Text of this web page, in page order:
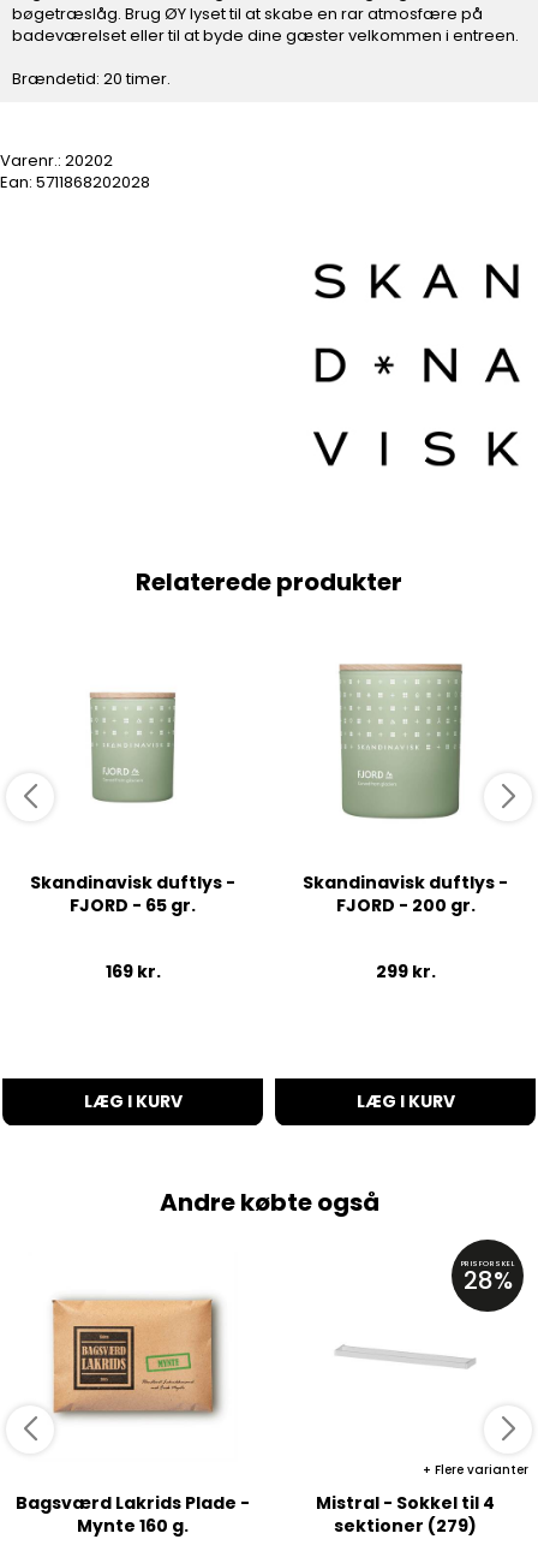
Varenr.: 20202
Ean: 5711868202028
bøgetræslåg. Brug ØY lyset til at skabe en rar atmosfære på
badeværelset eller til at byde dine gæster velkommen i entreen.
Brændetid: 20 timer.
Relaterede produkter
Skandinavisk duftlys -
FJORD - 65 gr.
169 kr.
LÆG I KURV
Skandinavisk duftlys -
FJORD - 200 gr.
299 kr.
LÆG I KURV
Andre købte også
Bagsværd Lakrids Plade -
Mynte 160 g.
PRISFORSKEL
28%
Flere varianter
Mistral - Sokkel til 4
sektioner (279)